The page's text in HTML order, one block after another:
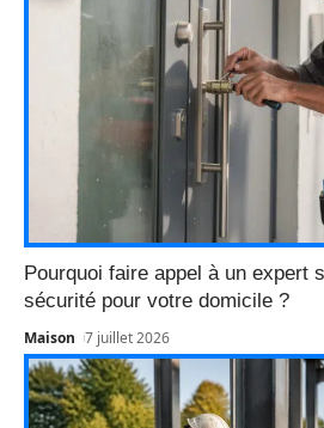
Pourquoi faire appel à un expert
sécurité pour votre domicile ?
Maison 7 juillet 2026